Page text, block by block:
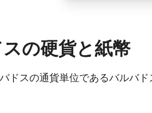
の硬貨と紙幣
ドスの通貨単位であるバルバ